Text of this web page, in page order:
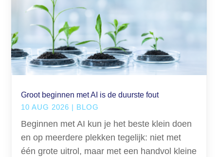
Groot beginnen met AI is de duurste fout
10 AUG 2026 | BLOG
Beginnen met AI kun je het beste klein doen
en op meerdere plekken tegelijk: niet met
één grote uitrol, maar met een handvol kleine